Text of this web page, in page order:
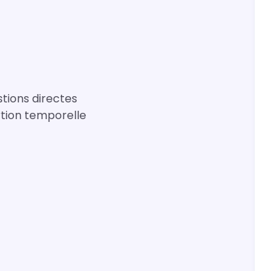
directes
temporelle